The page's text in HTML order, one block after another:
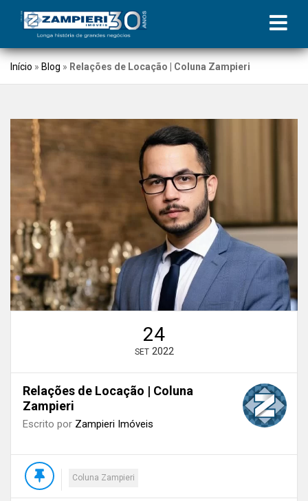
Início » Blog » Relações de Locação | Coluna Zampieri
24
SET 2022
Relações de Locação | Coluna
Zampieri
Escrito por Zampieri Imóveis
Coluna Zampieri